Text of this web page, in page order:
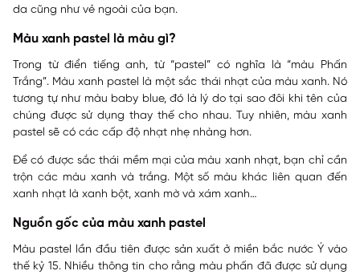
da cũng như vẻ ngoài của bạn.
Màu xanh pastel là màu gì?
Trong từ điển tiếng anh, từ “pastel” có nghĩa là “màu Phấn
Trắng”. Màu xanh pastel là một sắc thái nhạt của màu xanh. Nó
tương tự như màu baby blue, đó là lý do tại sao đôi khi tên của
chúng được sử dụng thay thế cho nhau. Tuy nhiên, màu xanh
pastel sẽ có các cấp độ nhạt nhẹ nhàng hơn.
Để có được sắc thái mềm mại của màu xanh nhạt, bạn chỉ cần
trộn các màu xanh và trắng. Một số màu khác liên quan đến
xanh nhạt là xanh bột, xanh mờ và xám xanh…
Nguồn gốc của màu xanh pastel
Màu pastel lần đầu tiên được sản xuất ở miền bắc nước Ý vào
thế kỷ 15. Nhiều thông tin cho rằng màu phấn đã được sử dụng